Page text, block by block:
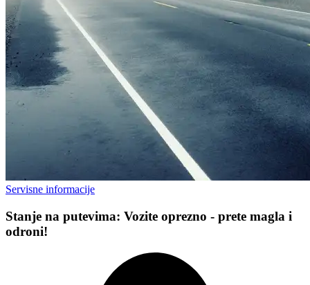
Servisne informacije
Stanje na putevima: Vozite oprezno - prete magla i
odroni!